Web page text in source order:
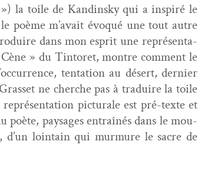
la toile de Kandin­sky qui a inspiré le
poème m’avait évo­qué une tout autre
dans mon esprit une représen­ta­
» du Tin­toret, mon­tre com­ment le
ten­ta­tion au désert, dernier
ne cherche pas à traduire la toile
pic­turale est pré-texte et
poète, paysages entraînés dans le mou­
d’un loin­tain qui mur­mure le sacre de